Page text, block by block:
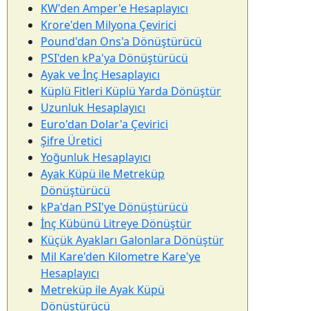
KW'den Amper'e Hesaplayıcı
Krore'den Milyona Çevirici
Pound'dan Ons'a Dönüştürücü
PSI'den kPa'ya Dönüştürücü
Ayak ve İnç Hesaplayıcı
Küplü Fitleri Küplü Yarda Dönüştür
Uzunluk Hesaplayıcı
Euro'dan Dolar'a Çevirici
Şifre Üretici
Yoğunluk Hesaplayıcı
Ayak Küpü ile Metreküp
Dönüştürücü
kPa'dan PSI'ye Dönüştürücü
İnç Kübünü Litreye Dönüştür
Küçük Ayakları Galonlara Dönüştür
Mil Kare'den Kilometre Kare'ye
Hesaplayıcı
Metreküp ile Ayak Küpü
Dönüştürücü